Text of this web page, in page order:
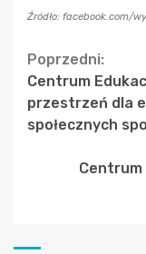
Źródło: facebook.com/
Continue
Reading
Poprzedni:
Centrum
przestrzeń dla
społecznych
Centrum